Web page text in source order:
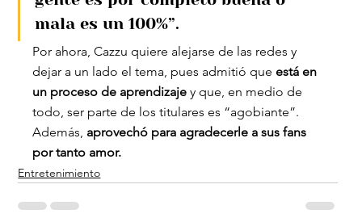
mala es un 100%”.
Por ahora, Cazzu quiere alejarse de las redes y
dejar a un lado el tema, pues admitió que está en
un proceso de aprendizaje y que, en medio de
todo, ser parte de los titulares es “agobiante”.
Además, aprovechó para agradecerle a sus fans
por tanto amor.
Entretenimiento